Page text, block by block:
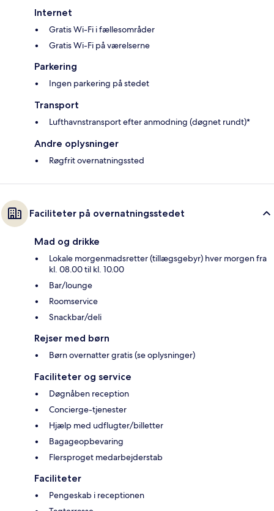
Internet
Gratis Wi-Fi i fællesområder
Gratis Wi-Fi på værelserne
Parkering
Ingen parkering på stedet
Transport
Lufthavnstransport efter anmodning (døgnet rundt)*
Andre oplysninger
Røgfrit overnatningssted
Faciliteter på overnatningsstedet
Mad og drikke
Lokale morgenmadsretter (tillægsgebyr) hver morgen fra
kl. 08.00 til kl. 10.00
Bar/lounge
Roomservice
Snackbar/deli
Rejser med børn
Børn overnatter gratis (se oplysninger)
Faciliteter og service
Døgnåben reception
Concierge-tjenester
Hjælp med udflugter/billetter
Bagageopbevaring
Flersproget medarbejderstab
Faciliteter
Pengeskab i receptionen